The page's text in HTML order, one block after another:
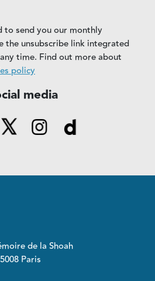
to send you our monthly
the unsubscribe link integrated
time. Find out more about
policy
media
de la Shoah
Paris